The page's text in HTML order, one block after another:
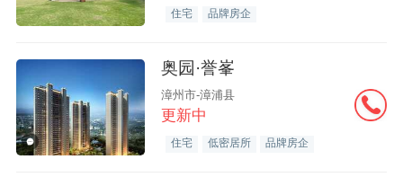
住宅 品牌房企
奥园·誉峯
漳州市-漳浦县
更新中
住宅 低密居所 品牌房企